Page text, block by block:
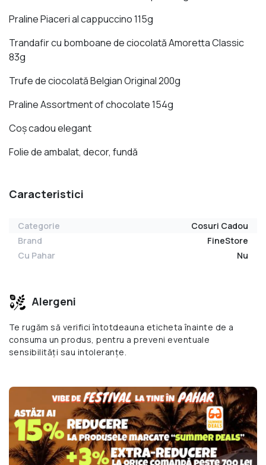
Praline Piaceri al cappuccino 115g
Trandafir cu bomboane de ciocolată Amoretta Classic
83g
Trufe de ciocolată Belgian Original 200g
Praline Assortment of chocolate 154g
Coş cadou elegant
Folie de ambalat, decor, fundă
Caracteristici
Categorie
Cosuri Cadou
Brand
FineStore
Cu Pahar
Nu
Alergeni
Te rugăm să verifici întotdeauna eticheta înainte de a
consuma un produs, pentru a preveni eventuale
sensibilități sau intoleranțe.